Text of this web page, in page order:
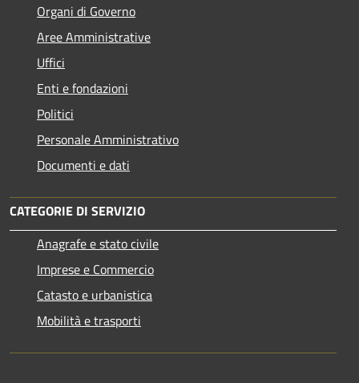
Organi di Governo
Aree Amministrative
Uffici
Enti e fondazioni
Politici
Personale Amministrativo
Documenti e dati
CATEGORIE DI SERVIZIO
Anagrafe e stato civile
Imprese e Commercio
Catasto e urbanistica
Mobilità e trasporti